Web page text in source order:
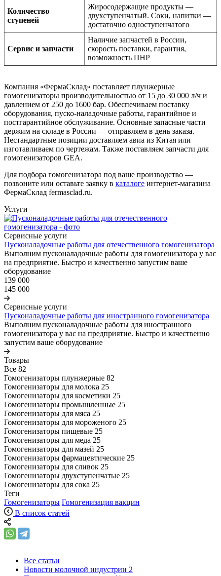
Количество
ступеней
Жиросодержащие продукты —
двухступенчатый. Соки, напитки —
достаточно одноступенчатого
Сервис и запчасти
Наличие запчастей в России,
скорость поставки, гарантия,
возможность ПНР
Компания «ФермаСклад» поставляет плунжерные
гомогенизаторы производительностью от 15 до 30 000 л/ч и
давлением от 250 до 1600 бар. Обеспечиваем поставку
оборудования, пуско-наладочные работы, гарантийное и
постгарантийное обслуживание. Основные запасные части
держим на складе в России — отправляем в день заказа.
Нестандартные позиции доставляем авиа из Китая или
изготавливаем по чертежам. Также поставляем запчасти для
гомогенизаторов GEA.
Для подбора гомогенизатора под ваше производство —
позвоните или оставьте заявку в каталоге интернет-магазина
ФермаСклад fermasclad.ru.
Услуги
Сервисные услуги
Пусконаладочные работы для отечественного гомогенизатора
Выполним пусконаладочные работы для гомогенизатора у вас
на предприятие. Быстро и качественно запустим ваше
оборудование
139 000
145 000
Сервисные услуги
Пусконаладочные работы для иностранного гомогенизатора
Выполним пусконаладочные работы для иностранного
гомогенизатора у вас на предприятие. Быстро и качественно
запустим ваше оборудование
Товары
Все 82
Гомогенизаторы плунжерные 82
Гомогенизаторы для молока 25
Гомогенизаторы для косметики 25
Гомогенизаторы промышленные 25
Гомогенизаторы для мяса 25
Гомогенизаторы для мороженого 25
Гомогенизаторы пищевые 25
Гомогенизаторы для меда 25
Гомогенизаторы для мазей 25
Гомогенизаторы фармацевтические 25
Гомогенизаторы для сливок 25
Гомогенизаторы двухступенчатые 25
Гомогенизаторы для сока 25
Теги
Гомогенизаторы Гомогенизация вакцин
В список статей
Все статьи
Новости молочной индустрии 2